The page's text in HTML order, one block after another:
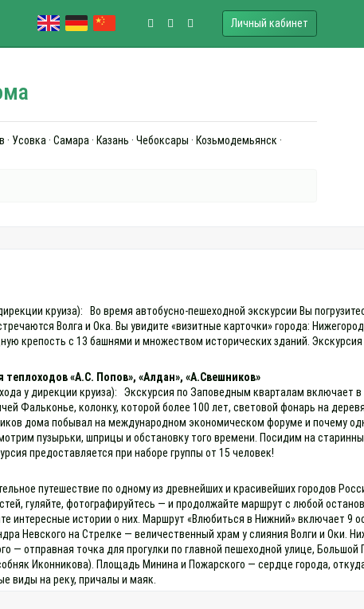
Личный кабинет
Усовка · Самара · Казань · Чебоксары · Козьмодемьянск ·
круиза): Во время автобусно-пешеходной экскурсии Вы
Волга и Ока. Вы увидите «визитные карточки» города:
с 13 башнями и множеством исторических зданий.
«А.С. Попов», «Алдан», «А.Свешников»
у дирекции круиза): Экскурсия по Заповедным кварталам включает
Фальконье, колонку, которой более 100 лет, световой фонарь на
дома побывал на международном экономическом форуме и
пузырьки, шприцы и обстановку того времени. Посидим на
предоставляется при наборе группы от 15 человек!
путешествие по одному из древнейших и красивейших городов
гуляйте, фотографируйтесь — и продолжайте маршрут с любой
истории о них. Маршрут «Влюбиться в Нижний» включает
Невского на Стрелке — величественный храм у слияния Волги и Оки.
отправная точка для прогулки по главной пешеходной улице,
Иконникова). Площадь Минина и Пожарского — сердце города,
виды на реку, причалы и маяк.